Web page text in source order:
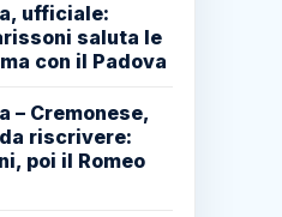
ufficiale:
saluta le
con il Padova
– Cremonese,
riscrivere:
poi il Romeo